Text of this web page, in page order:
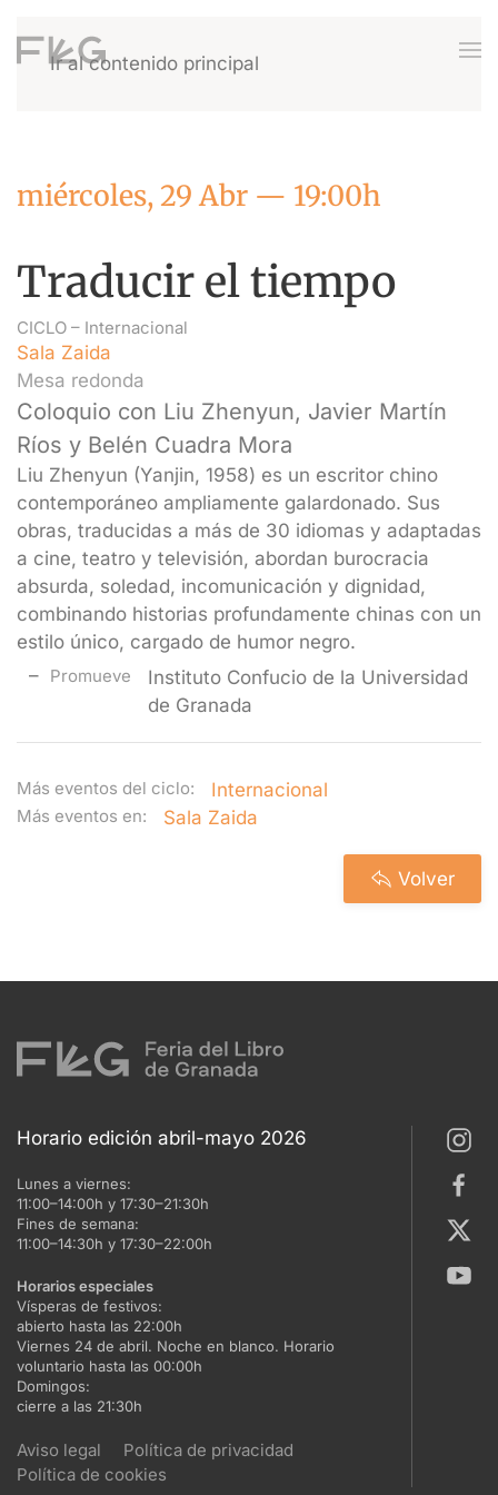
Ir al contenido principal
miércoles, 29 Abr — 19:00h
Traducir el tiempo
CICLO – Internacional
Sala Zaida
Mesa redonda
Coloquio con Liu Zhenyun, Javier Martín
Ríos y Belén Cuadra Mora
Liu Zhenyun (Yanjin, 1958) es un escritor chino
contemporáneo ampliamente galardonado. Sus
obras, traducidas a más de 30 idiomas y adaptadas
a cine, teatro y televisión, abordan burocracia
absurda, soledad, incomunicación y dignidad,
combinando historias profundamente chinas con un
estilo único, cargado de humor negro.
Promueve
Instituto Confucio de la Universidad
de Granada
Más eventos del ciclo: Internacional
Más eventos en: Sala Zaida
Volver
Horario edición abril-mayo 2026
Lunes a viernes:
11:00–14:00h y 17:30–21:30h
Fines de semana:
11:00–14:30h y 17:30–22:00h
Horarios especiales
Vísperas de festivos:
abierto hasta las 22:00h
Viernes 24 de abril. Noche en blanco. Horario
voluntario hasta las 00:00h
Domingos:
cierre a las 21:30h
Aviso legal
Política de privacidad
Política de cookies